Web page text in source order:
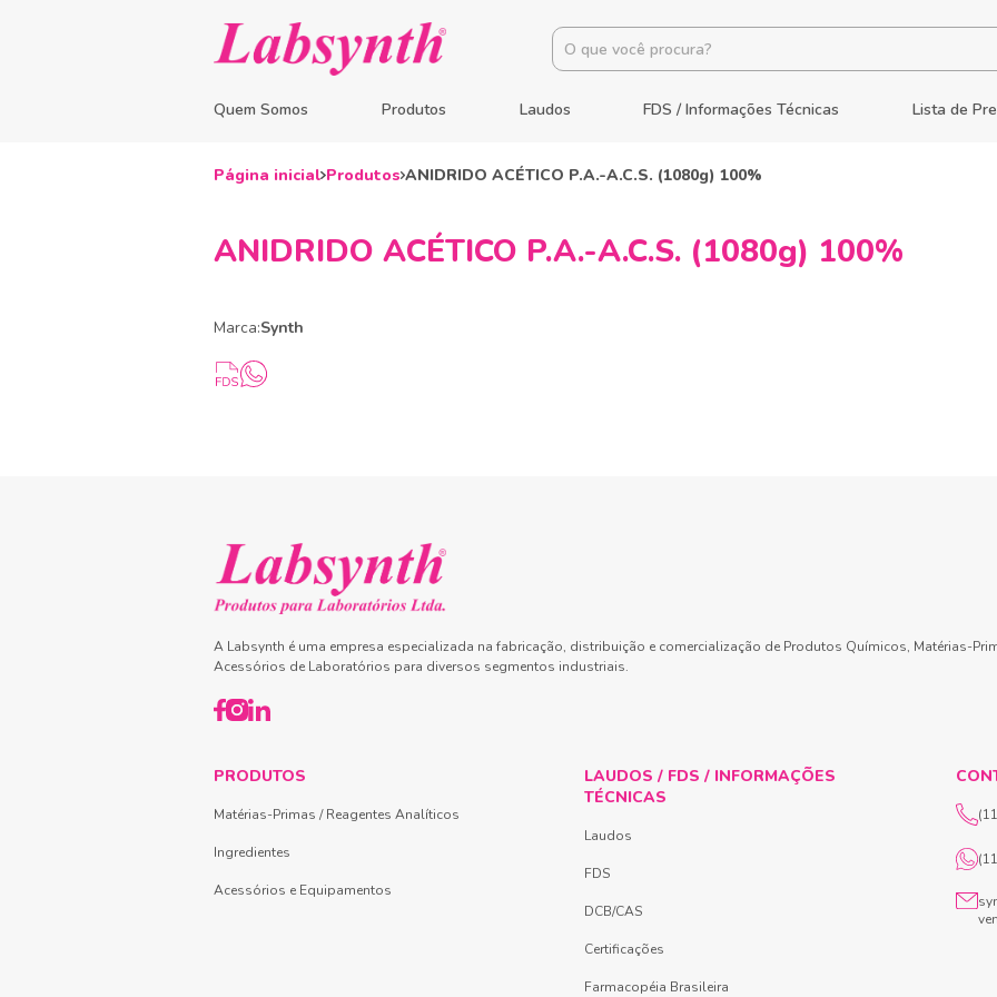
Quem Somos Produtos Laudos FDS / Informações Técnicas Lista de
Página inicial Produtos ANIDRIDO ACÉTICO P.A.-A.C.S. (1080g) 100%
ANIDRIDO ACÉTICO P.A.-A.C.S. (1080g) 100%
Marca:Synth
A Labsynth é uma empresa especializada na fabricação, distribuição e comercialização de Produtos Químicos, Matérias-
Acessórios de Laboratórios para diversos segmentos industriais.
PRODUTOS
Matérias-Primas / Reagentes Analíticos
Ingredientes
Acessórios e Equipamentos
LAUDOS / FDS / INFORMAÇÕES
TÉCNICAS
Laudos
FDS
DCB/CAS
Certificações
Farmacopéia Brasileira